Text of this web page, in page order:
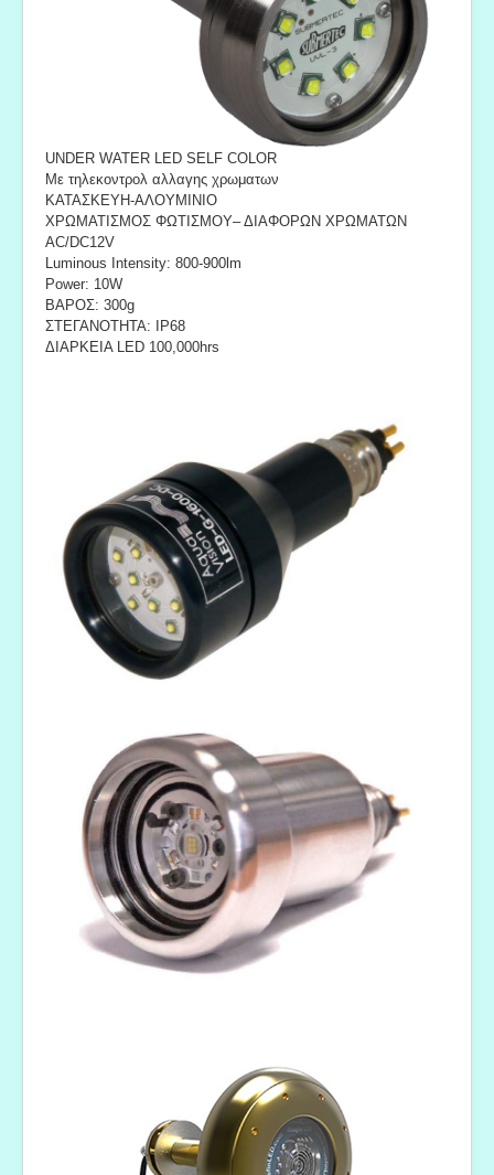
UNDER WATER LED SELF COLOR
Mε τηλεκοντρολ αλλαγης χρωματων
ΚΑΤΑΣΚΕΥΗ-ΑΛΟΥΜΙΝΙΟ
ΧΡΩΜΑΤΙΣΜΟΣ ΦΩΤΙΣΜΟΥ– ΔΙΑΦΟΡΩΝ ΧΡΩΜΑΤΩΝ
AC/DC12V
Luminous Intensity: 800-900lm
Power: 10W
ΒΑΡΟΣ: 300g
ΣΤΕΓΑΝΟΤΗΤΑ: IP68
ΔΙΑΡΚΕΙΑ LED 100,000hrs